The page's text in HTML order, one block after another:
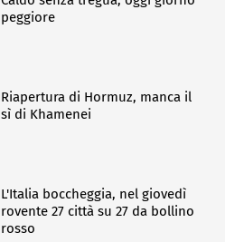
peggiore
Riapertura di Hormuz, manca il
sì di Khamenei
L'Italia boccheggia, nel giovedì
rovente 27 città su 27 da bollino
rosso